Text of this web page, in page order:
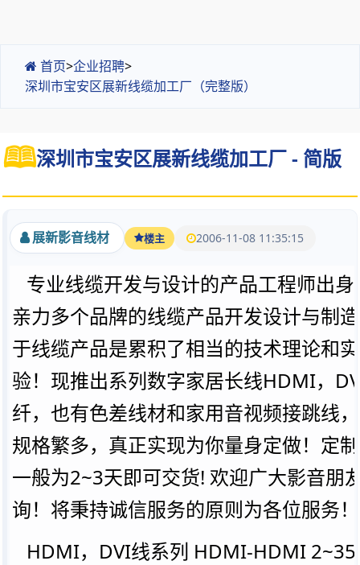
首页>企业招聘>
深圳市宝安区展新线缆加工厂（完整版）
深圳市宝安区展新线缆加工厂 - 简版
展新影音线材 楼主 2006-11-08 11:35:15
专业线缆开发与设计的产品工程师出身
亲力多个品牌的线缆产品开发设计与制
于线缆产品是累积了相当的技术理论和
验！现推出系列数字家居长线HDMI，
纤，也有色差线材和家用音视频接跳线
规格繁多，真正实现为你量身定做！定
一般为2~3天即可交货! 欢迎广大影音朋
询！将秉持诚信服务的原则为各位服务！
HDMI，DVI线系列 HDMI-HDMI